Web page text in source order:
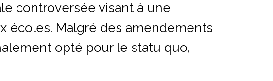
controversée visant à une
écoles. Malgré des amendements
opté pour le statu quo,